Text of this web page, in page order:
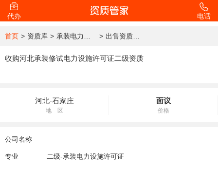
代办 电话
首页 > 资质库 > >
收购河北承装修试电力设施许可证二级资质
河北-石家庄
地 区
面议
价格
公司名称
专业 二级-承装电力设施许可证